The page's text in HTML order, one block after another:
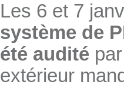
Les 6 et 7
système de
été audité
extérieur